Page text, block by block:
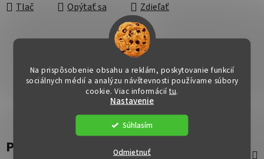
Na prispôsobenie obsahu a reklám, poskytovanie funkcií
sociálnych médií a analýzu návštevnosti používame súbory
cookie. Viac informáciítu.
Nastavenie
Odmietnuť
Súhlasím
Tlač Opýtať sa Zdieľať
Popis